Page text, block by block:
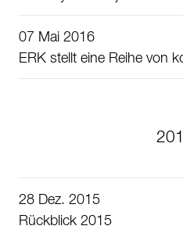
07 Mai 2016
ERK stellt eine Reihe von
28 Dez. 2015
Rückblick 2015